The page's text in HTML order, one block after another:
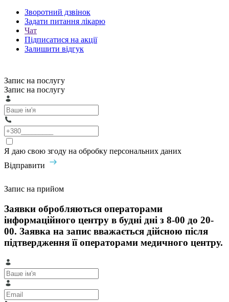
Зворотний дзвінок
Задати питання лікарю
Чат
Підписатися на акції
Залишити відгук
Запис на послугу
Запис на послугу
Я даю свою згоду на обробку персональних даних
Відправити
Запис на прийом
Заявки обробляються операторами
інформаційного центру в будні дні з 8-00 до 20-
00. Заявка на запис вважається дійсною після
підтвердження її операторами медичного центру.